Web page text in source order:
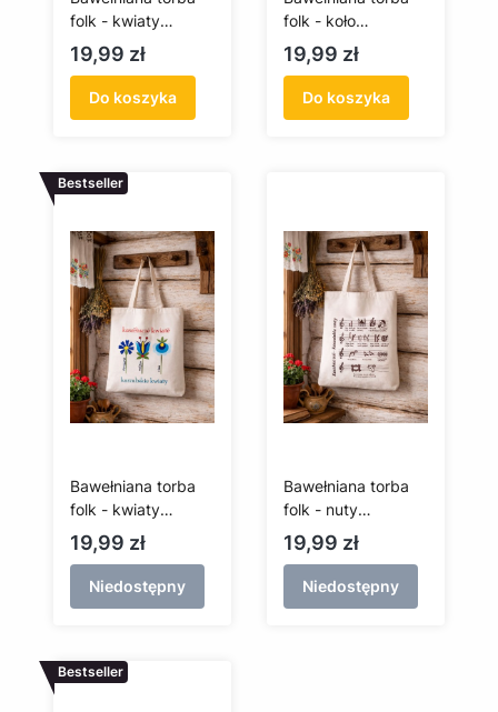
folk - kwiaty
kaszubskie -
krótkie ucho
Cena
19,99 zł
Do koszyka
folk - koło
kaszubskie - krótka
rączka
Cena
19,99 zł
Do koszyka
Bestseller
Bawełniana torba
folk - kwiaty
kaszubskie - długa
rączka
Cena
19,99 zł
Niedostępny
Bawełniana torba
folk - nuty
kaszubskie - długa
rączka
Cena
19,99 zł
Niedostępny
Bestseller